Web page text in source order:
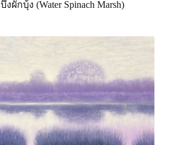
บึงผักบุ้ง (Water Spinach Marsh)